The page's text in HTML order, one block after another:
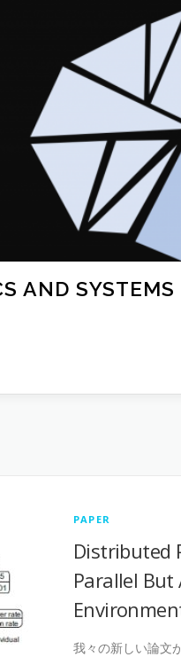
AND SYSTEMS
PAPER
Distributed
Parallel But
我々の新しい論文